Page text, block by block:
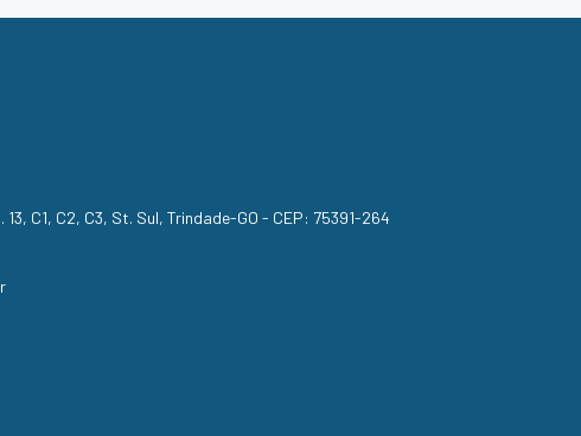
C1, C2, C3, St. Sul, Trindade-GO - CEP: 75391-264